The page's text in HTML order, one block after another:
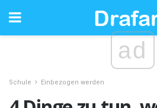
ad
Schule Einbezogen werden